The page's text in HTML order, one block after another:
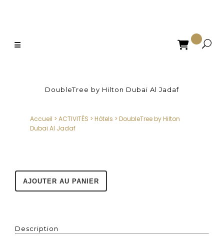

DoubleTree by Hilton Dubai Al Jadaf
Accueil > ACTIVITÉS > Hôtels > DoubleTree by Hilton
Dubai Al Jadaf
Description
AJOUTER AU PANIER